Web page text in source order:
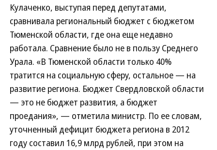
Кулаченко, выступая перед депутатами,
сравнивала региональный бюджет с бюджетом
Тюменской области, где она еще недавно
работала. Сравнение было не в пользу Среднего
Урала. «В Тюменской области только 40%
тратится на социальную сферу, остальное — на
развитие региона. Бюджет Свердловской области
— это не бюджет развития, а бюджет
проедания», — отметила министр. По ее словам,
уточненный дефицит бюджета региона в 2012
году составил 16,9 млрд рублей, при этом на